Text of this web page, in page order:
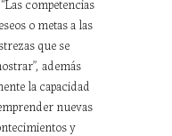
o metas a las
que se
además
la capacidad
nuevas
y